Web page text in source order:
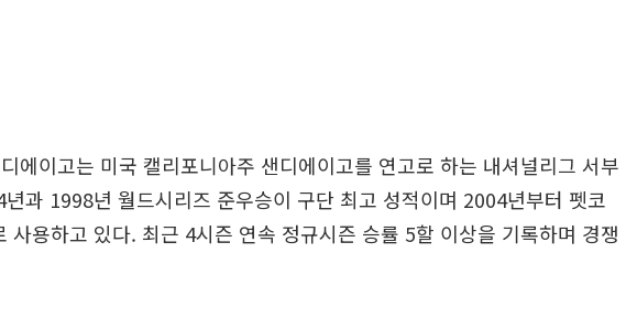
에이고는 미국 캘리포니아주 샌디에이고를 연고로 하는 내셔널리그 서부
과 1998년 월드시리즈 준우승이 구단 최고 성적이며 2004년부터 펫코
사용하고 있다. 최근 4시즌 연속 정규시즌 승률 5할 이상을 기록하며 경쟁